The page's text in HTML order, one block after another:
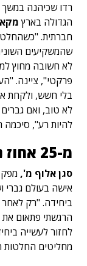
הגדולה בארץ
חברתית.
שהמשקיעים
לא חשובה מחוץ
פרקטי", ציינה.
בלי חשש, ולקחת
לא טוב, ואם
להיות רע", סיכמה
מ-25 אחוז נשים ל-חמישה בלבד
סגן אלוף מ',
אישה בעולם גברי
ביחידה. "רק
הרגשתי פתאום את
לחזור לעשייה
מחליטים החלטות